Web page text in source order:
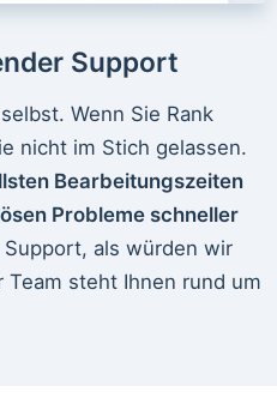
Support
Wenn Sie Rank
nicht im Stich gelassen.
Bearbeitungszeiten
Probleme schneller
als würden wir
steht Ihnen rund um